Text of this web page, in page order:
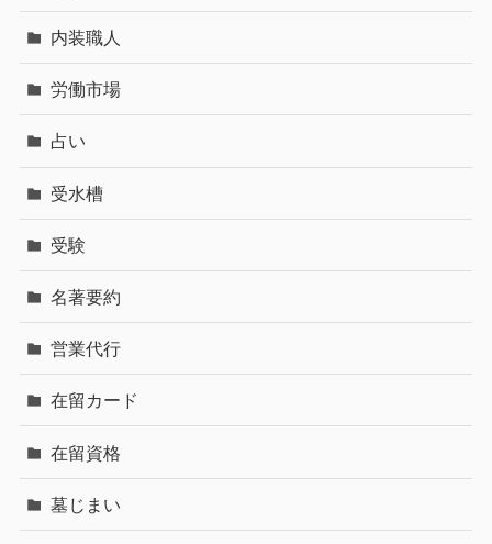
内装職人
労働市場
占い
受水槽
受験
名著要約
営業代行
在留カード
在留資格
墓じまい